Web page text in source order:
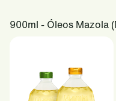
900ml - Óleos Mazola